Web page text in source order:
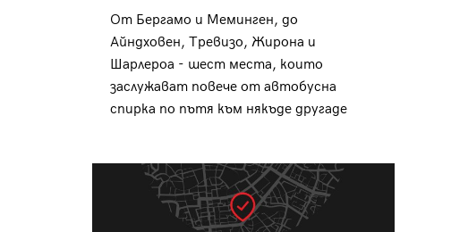
От Бергамо и Меминген, до
Айндховен, Тревизо, Жирона и
Шарлероа - шест места, които
заслужават повече от автобусна
спирка по пътя към някъде другаде